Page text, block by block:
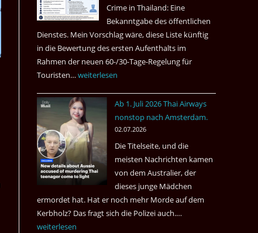
Crime in Thailand: Eine
Bekanntgabe des öffentlichen
Dienstes. Mein Vorschlag wäre, diese Liste künftig
in die Bewertung des ersten Aufenthalts im
Rahmen der neuen 60-/30-Tage-Regelung für
Touristen…Tourismus:
Einreiseland
weist
die
höchste
Kriminalität
aus?
weiterlesen
Ab 1. Juli 2026 Thai Airways
nonstop nach Amsterdam.
02.07.2026
Die Titelseite, und die
meisten Nachrichten kamen
von dem Australier, der
dieses junge Mädchen
ermordet hat. Hat er noch mehr Morde auf dem
Kerbholz? Das fragt sich die Polizei auch.…
weiterlesen